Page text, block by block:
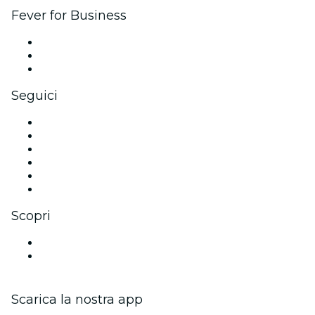
Fever for Business
Seguici
Scopri
Scarica la nostra app